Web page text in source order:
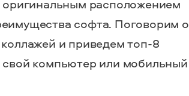
расположением
софта. Поговорим о
и приведем топ-8
компьютер или мобильный